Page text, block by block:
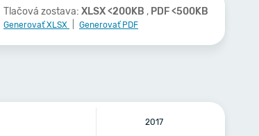
Tlačová zostava: XLSX <200KB , PDF <500KB
Generovať XLSX Generovať PDF
2017